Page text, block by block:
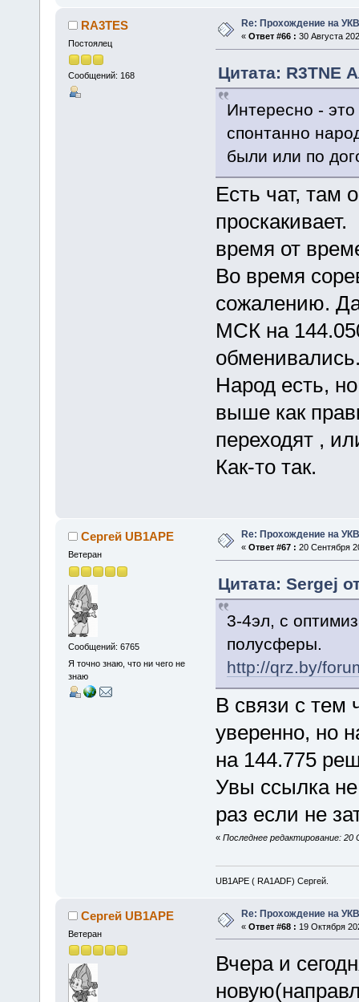
RA3TES
Постоялец
Сообщений: 168
Re: Прохождение на УКВ
« Ответ #66 : 30 Августа
Цитата: R3TNE
Интересно -
спонтанно
были или по
Есть чат, там
время от
Во время
сожалению.
МСК на
Народ есть,
выше как
переходят ,
Как-то так.
Сергей UB1APE
Ветеран
Сообщений: 6765
Я точно знаю, что ни чего не
знаю
Re: Прохождение на УКВ
« Ответ #67 : 20 Сентября
Цитата: Sergej
3-4эл, с
полусферы.
http://qrz.by/
В связи с тем
уверенно, но
на 144.775
Увы ссылка
раз если не
« Последнее редактирование: 20
UB1APE ( RA1ADF) Сергей.
Сергей UB1APE
Ветеран
Re: Прохождение на УКВ
« Ответ #68 : 19 Октября
Вчера и